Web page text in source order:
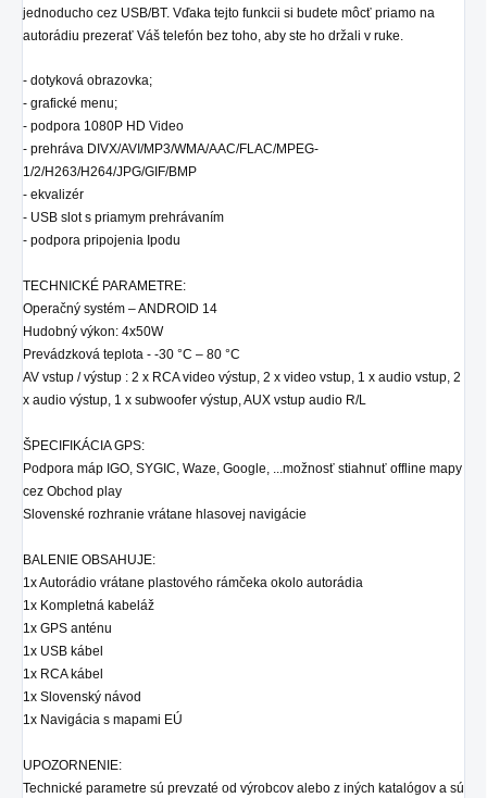
jednoducho cez USB/BT. Vďaka tejto funkcii si budete môcť priamo na
autorádiu prezerať Váš telefón bez toho, aby ste ho držali v ruke.
- dotyková obrazovka;
- grafické menu;
- podpora 1080P HD Video
- prehráva DIVX/AVI/MP3/WMA/AAC/FLAC/MPEG-
1/2/H263/H264/JPG/GIF/BMP
- ekvalizér
- USB slot s priamym prehrávaním
- podpora pripojenia Ipodu
TECHNICKÉ PARAMETRE:
Operačný systém – ANDROID 14
Hudobný výkon: 4x50W
Prevádzková teplota - -30 °C – 80 °C
AV vstup / výstup : 2 x RCA video výstup, 2 x video vstup, 1 x audio vstup, 2
x audio výstup, 1 x subwoofer výstup, AUX vstup audio R/L
ŠPECIFIKÁCIA GPS:
Podpora máp IGO, SYGIC, Waze, Google, ...možnosť stiahnuť offline mapy
cez Obchod play
Slovenské rozhranie vrátane hlasovej navigácie
BALENIE OBSAHUJE:
1x Autorádio vrátane plastového rámčeka okolo autorádia
1x Kompletná kabeláž
1x GPS anténu
1x USB kábel
1x RCA kábel
1x Slovenský návod
1x Navigácia s mapami EÚ
UPOZORNENIE:
Technické parametre sú prevzaté od výrobcov alebo z iných katalógov a sú